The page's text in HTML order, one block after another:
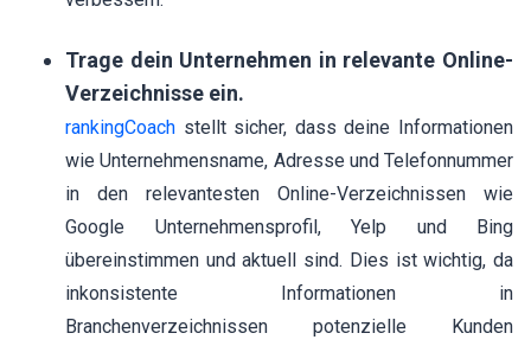
Trage dein Unternehmen in relevante Online-
Verzeichnisse ein.
rankingCoach stellt sicher, dass deine Informationen
wie Unternehmensname, Adresse und Telefonnummer
in den relevantesten Online-Verzeichnissen wie
Google Unternehmensprofil, Yelp und Bing
übereinstimmen und aktuell sind. Dies ist wichtig, da
inkonsistente Informationen in
Branchenverzeichnissen potenzielle Kunden